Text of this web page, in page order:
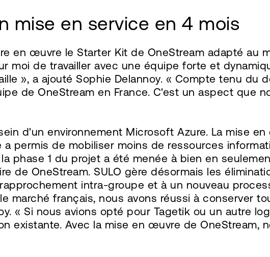
mise en service en 4 mois
en œuvre le Starter Kit de OneStream adapté au
moi de travailler avec une équipe forte et
», a ajouté Sophie Delannoy. « Compte tenu du
de OneStream en France. C'est un aspect que
d'un environnement Microsoft Azure. La mise
permis de mobiliser moins de ressources
phase 1 du projet a été menée à bien en
de OneStream. SULO gère désormais les
intra-groupe et à un nouveau
marché français, nous avons réussi à conserver
« Si nous avions opté pour Tagetik ou un autre
existante. Avec la mise en œuvre de OneStream,